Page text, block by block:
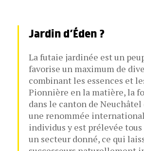
Jardin d’Éden ?
La futaie jardinée est un
favorise un maximum de
combinant les essences et
Pionnière en la matière, la
dans le canton de Neuchâtel
une renommée
individus y est prélevée
un secteur donné, ce qui